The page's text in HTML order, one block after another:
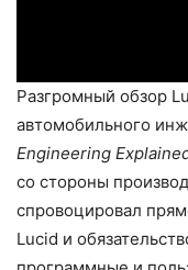
Разгромный обзор
автомобильного
Engineering
со стороны
спровоцировал
Lucid и